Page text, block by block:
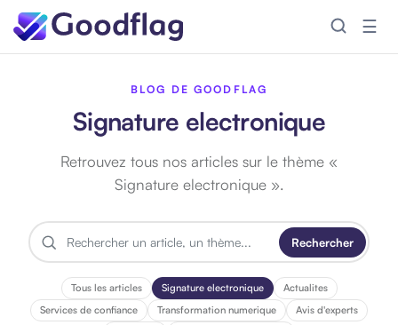
☰
BLOG DE GOODFLAG
Signature electronique
Retrouvez tous nos articles sur le thème «
Signature electronique ».
R
e
h
e
Rechercher
Tous les articles Signature electronique
Actualites
Services de confiance
Transformation numerique
Avis d'experts